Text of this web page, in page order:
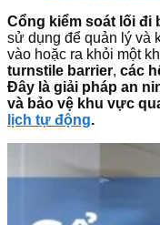
Cổng kiểm soát lối đi
sử dụng để quản lý và
vào hoặc ra khỏi một
turnstile barrier, các
Đây là giải pháp an
và bảo vệ khu vực
lịch tự động.